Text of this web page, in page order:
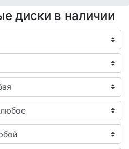
диски в наличии